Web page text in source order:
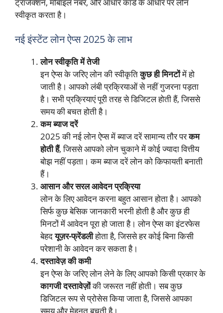
स्वीकृत करता है।
नई इंस्टेंट लोन ऐप्स 2025 के लाभ
लोन स्वीकृति में तेजी
इन ऐप्स के जरिए लोन की स्वीकृतिकुछ ही मिनटोंमें हो
जाती है। आपको लंबी प्रक्रियाओं से नहीं गुजरना पड़ता
है। सभी प्रक्रियाएं पूरी तरह से डिजिटल होती हैं, जिससे
समय की बचत होती है।
कम ब्याज दरें
2025 की नई लोन ऐप्स में ब्याज दरें सामान्य तौर परकम
होती हैं, जिससे आपको लोन चुकाने में कोई ज्यादा वित्तीय
बोझ नहीं पड़ता। कम ब्याज दरें लोन को किफायती बनाती
हैं।
आसान और सरल आवेदन प्रक्रिया
लोन के लिए आवेदन करना बहुत आसान होता है। आपको
सिर्फ कुछ बेसिक जानकारी भरनी होती है और कुछ ही
मिनटों में आवेदन पूरा हो जाता है। लोन ऐप्स का इंटरफेस
बेहदयूज़र-फ्रेंडलीहोता है, जिससे हर कोई बिना किसी
परेशानी के आवेदन कर सकता है।
दस्तावेज़ की कमी
इन ऐप्स के जरिए लोन लेने के लिए आपको किसी प्रकार के
कागजी दस्तावेज़ोंकी जरूरत नहीं होती। सब कुछ
डिजिटल रूप से प्रोसेस किया जाता है, जिससे आपका